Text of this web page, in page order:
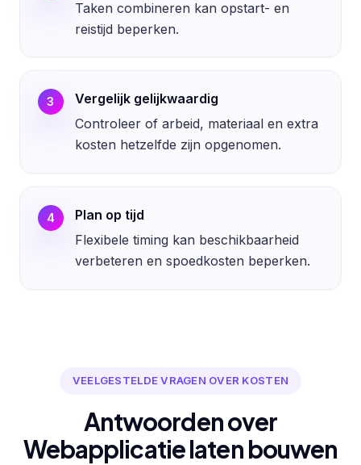
Taken combineren kan opstart- en
reistijd beperken.
3
Vergelijk gelijkwaardig
Controleer of arbeid, materiaal en extra
kosten hetzelfde zijn opgenomen.
4
Plan op tijd
Flexibele timing kan beschikbaarheid
verbeteren en spoedkosten beperken.
VEELGESTELDE VRAGEN OVER KOSTEN
Antwoorden over
Webapplicatie laten bouwen